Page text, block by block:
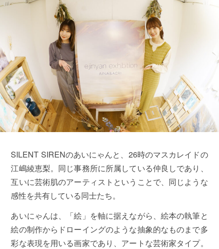
SILENT SIRENのあいにゃんと、26時のマスカレイドの
江嶋綾恵梨。同じ事務所に所属している仲良しであり、
互いに芸術肌のアーティストということで、同じような
感性を共有している同士たち。
あいにゃんは、「絵」を軸に据えながら、絵本の執筆と
絵の制作からドローイングのような抽象的なものまで多
彩な表現を用いる画家であり、アートな芸術家タイプ。